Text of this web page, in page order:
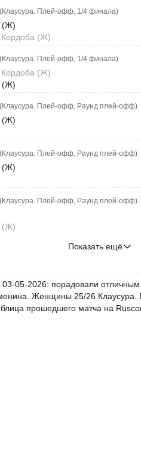
Плей-офф, 1/4 финала)
(Ж)
Кордоба (Ж)
Плей-офф, 1/4 финала)
Кордоба (Ж)
(Ж)
Плей-офф, Раунд плей-офф)
(Ж)
Плей-офф, Раунд плей-офф)
(Ж)
Плей-офф, Раунд плей-офф)
(Ж)
Показать ещё
05-2026: порадовали отличным
Женщины 25/26
прошедшего матча на